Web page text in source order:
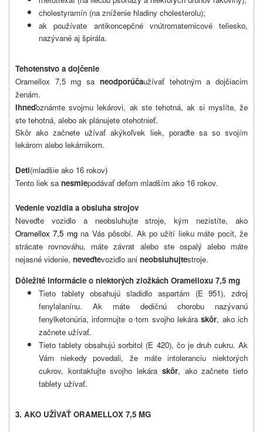
cholestyramín (na zníženie hladiny cholesterolu);
ak používate antikoncepčné vnútromaternicové teliesko,
nazývané aj špirála.
Tehotenstvo a dojčenie
Oramellox 7,5 mg sa neodporúčaužívať tehotným a dojčiacim
ženám.
Ihneďoznámte svojmu lekárovi, ak ste tehotná, ak si myslíte, že
ste tehotná, alebo ak plánujete otehotnieť.
Skôr ako začnete užívať akýkoľvek liek, poraďte sa so svojím
lekárom alebo lekárnikom.
Deti(mladšie ako 16 rokov)
Tento liek sa nesmiepodávať deťom mladším ako 16 rokov.
Vedenie vozidla a obsluha strojov
Neveďte vozidlo a neobsluhujte stroje, kým nezistíte, ako
Oramellox 7,5 mg na Vás pôsobí. Ak po užití lieku máte pocit, že
strácate rovnováhu, máte závrat alebo ste ospalý alebo máte
nejasné videnie, neveďtevozidlo ani neobsluhujtestroje.
Dôležité informácie o niektorých zložkách Oramelloxu 7,5 mg
Tieto tablety obsahujú sladidlo aspartám (E 951), zdroj
fenylalanínu. Ak máte dedičnú chorobu nazývanú
fenylketonúria, informujte o tom svojho lekára skôr, ako ich
začnete užívať.
Tieto tablety obsahujú sorbitol (E 420), čo je druh cukru. Ak
Vám niekedy povedali, že máte intoleranciu niektorých
cukrov, kontaktujte svojho lekára skôr, ako začnete tieto
tablety užívať.
3. AKO UŽÍVAŤ ORAMELLOX 7,5 MG